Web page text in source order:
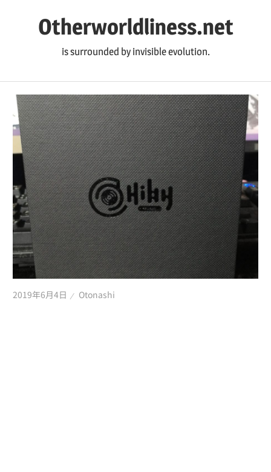
ツ
Otherworldliness.net
is surrounded by invisible evolution.
2019年6月4日 Otonashi